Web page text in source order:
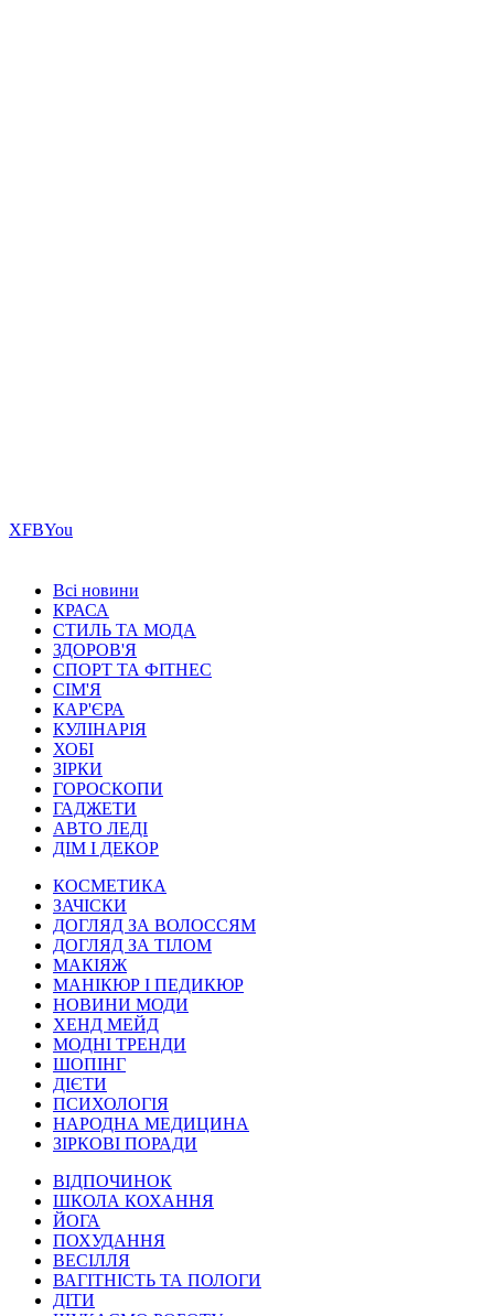
ХFBYou
Всі новини
КРАСА
СТИЛЬ ТА МОДА
ЗДОРОВ'Я
СПОРТ ТА ФІТНЕС
СІМ'Я
КАР'ЄРА
КУЛІНАРІЯ
ХОБІ
ЗІРКИ
ГОРОСКОПИ
ГАДЖЕТИ
АВТО ЛЕДІ
ДІМ І ДЕКОР
КОСМЕТИКА
ЗАЧІСКИ
ДОГЛЯД ЗА ВОЛОССЯМ
ДОГЛЯД ЗА ТІЛОМ
МАКІЯЖ
МАНІКЮР І ПЕДИКЮР
НОВИНИ МОДИ
ХЕНД МЕЙД
МОДНІ ТРЕНДИ
ШОПІНГ
ДІЄТИ
ПСИХОЛОГІЯ
НАРОДНА МЕДИЦИНА
ЗІРКОВІ ПОРАДИ
ВІДПОЧИНОК
ШКОЛА КОХАННЯ
ЙОГА
ПОХУДАННЯ
ВЕСІЛЛЯ
ВАГІТНІСТЬ ТА ПОЛОГИ
ДІТИ